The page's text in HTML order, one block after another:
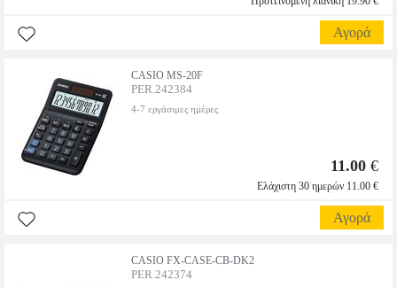
Αγορά
CASIO MS-20F
PER.242384
4-7 εργάσιμες ημέρες
11.00 €
Ελάχιστη 30 ημερών 11.00 €
Αγορά
CASIO FX-CASE-CB-DK2
PER.242374